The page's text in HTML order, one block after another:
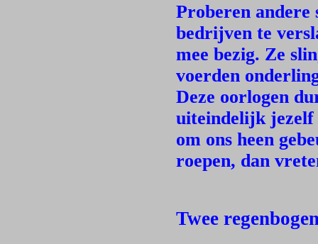
Proberen andere
bedrijven te
mee bezig. Ze
voerden
Deze oorlogen
uiteindelijk jezelf
om ons heen
roepen, dan
Twee